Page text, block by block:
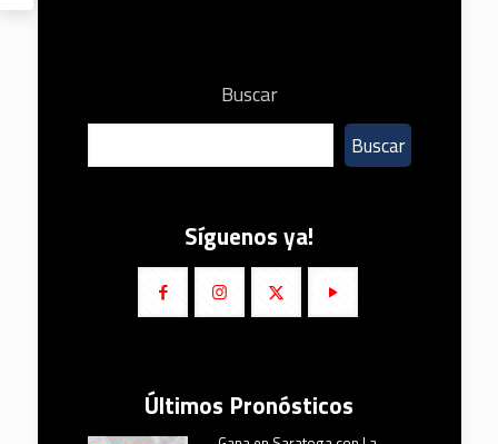
Buscar
Buscar
Síguenos ya!
Últimos Pronósticos